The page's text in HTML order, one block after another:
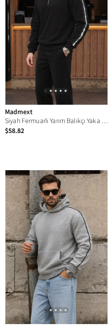
Madmext
Siyah Fermuarlı Yarım Balıkçı Yaka Erkek Sweatshirt E7164
$58.82